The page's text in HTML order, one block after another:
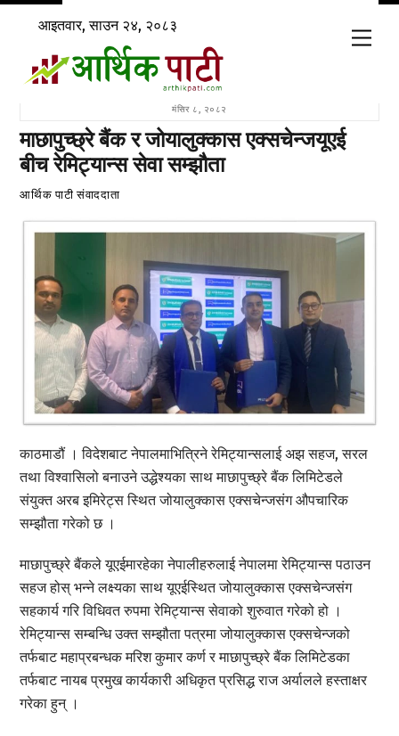
Skip
content
आइतवार, साउन २४, २०८३
मंसिर ८, २०८२
माछापुच्छ्रे बैंक र जोयालुक्कास एक्सचेन्जयूएई
बीच रेमिट्यान्स सेवा सम्झौता
आर्थिक पाटी संवाददाता
काठमाडौं । विदेशबाट नेपालमाभित्रिने रेमिट्यान्सलाई अझ सहज, सरल
तथा विश्वासिलो बनाउने उद्धेश्यका साथ माछापुच्छ्रे बैंक लिमिटेडले
संयुक्त अरब इमिरेट्स स्थित जोयालुक्कास एक्सचेन्जसंग औपचारिक
सम्झौता गरेको छ ।
माछापुच्छ्रे बैंकले यूएईमारहेका नेपालीहरुलाई नेपालमा रेमिट्यान्स पठाउन
सहज होस् भन्ने लक्ष्यका साथ यूएईस्थित जोयालुक्कास एक्सचेन्जसंग
सहकार्य गरि विधिवत रुपमा रेमिट्यान्स सेवाको शुरुवात गरेको हो ।
रेमिट्यान्स सम्बन्धि उक्त सम्झौता पत्रमा जोयालुक्कास एक्सचेन्जको
तर्फबाट महाप्रबन्धक मरिश कुमार कर्ण र माछापुच्छ्रे बैंक लिमिटेडका
तर्फबाट नायब प्रमुख कार्यकारी अधिकृत प्रसिद्ध राज अर्यालले हस्ताक्षर
गरेका हुन् ।